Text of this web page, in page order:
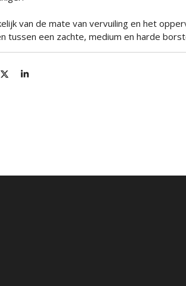
van de mate van vervuiling en het
tussen een zachte, medium en harde
D
S